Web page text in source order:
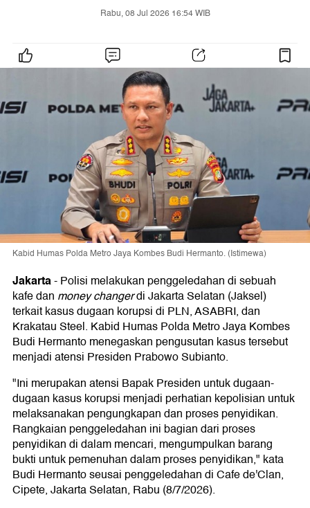
Rabu, 08 Jul 2026 16:54 WIB
Kabid Humas Polda Metro Jaya Kombes Budi Hermanto. (Istimewa)
Jakarta-Polisi melakukan penggeledahan di sebuah
kafe dan money changerdi Jakarta Selatan (Jaksel)
terkait kasus dugaan korupsi di PLN, ASABRI, dan
Krakatau Steel. Kabid Humas Polda Metro Jaya Kombes
Budi Hermanto menegaskan pengusutan kasus tersebut
menjadi atensi Presiden Prabowo Subianto.
"Ini merupakan atensi Bapak Presiden untuk dugaan-
dugaan kasus korupsi menjadi perhatian kepolisian untuk
melaksanakan pengungkapan dan proses penyidikan.
Rangkaian penggeledahan ini bagian dari proses
penyidikan di dalam mencari, mengumpulkan barang
bukti untuk pemenuhan dalam proses penyidikan," kata
Budi Hermanto seusai penggeledahan di Cafe de'Clan,
Cipete, Jakarta Selatan, Rabu (8/7/2026).